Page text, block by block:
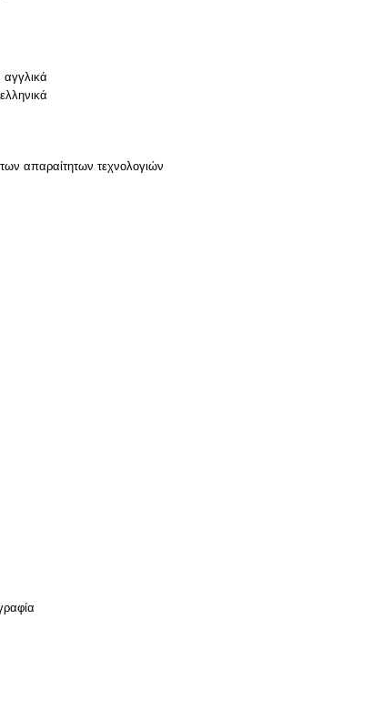
αγγλικά
απαραίτητων τεχνολογιών